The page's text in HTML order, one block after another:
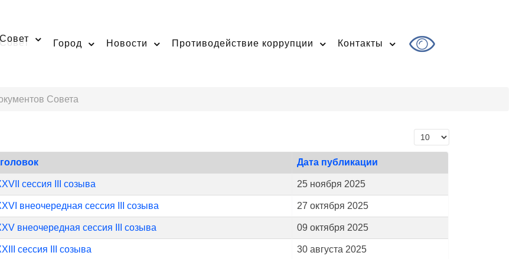
Совет Город Новости Противодействие коррупции Контакты
Совета
Кол-во строк:
Дата публикации
сессия III созыва 25 ноября 2025
внеочередная сессия III созыва 27 октября 2025
внеочередная сессия III созыва 09 октября 2025
сессия III созыва 30 августа 2025